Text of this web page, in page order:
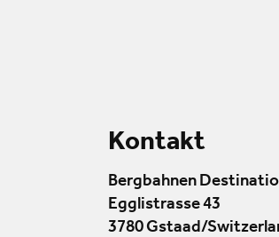
Kontakt
Bergbahnen
Egglistrasse 43
3780 Gstaad/